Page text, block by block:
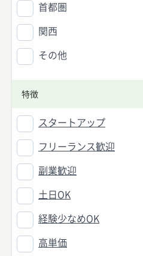
首都圏
関西
その他
特徴
スタートアップ
フリーランス歓迎
副業歓迎
土日OK
経験少なめOK
高単価